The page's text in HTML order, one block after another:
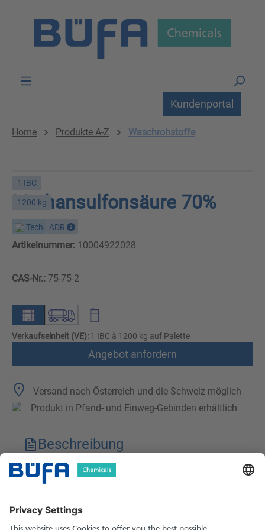
Kundenportal
Home Produkte A-Z Waschrohstoffe
1 IBC
1200 kg
Methansulfonsäure 70%
Tech ADR
Artikelnummer: 10004922028
CAS-Nr.: 75-75-2
Verkaufseinheit (VE): 1 IBC à 1200 kg auf Palette
Angebot anfordern
Versand nach Österreich und die Schweiz möglich
Produkt in Pfand- und Einweg-Gebinden erhältlich
Beschreibung
Technische Merkmale
Sicherheitshinweise